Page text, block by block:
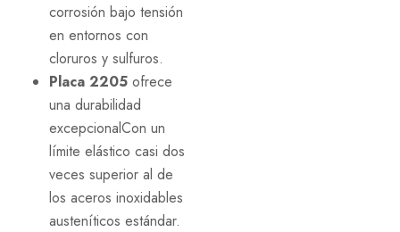
corrosión bajo tensión
en entornos con
cloruros y sulfuros.
Placa 2205 ofrece
una durabilidad
excepcionalCon un
límite elástico casi dos
veces superior al de
los aceros inoxidables
austeníticos estándar.